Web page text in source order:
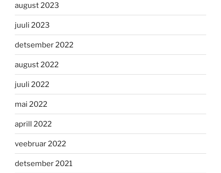
august 2023
juuli 2023
detsember 2022
august 2022
juuli 2022
mai 2022
aprill 2022
veebruar 2022
detsember 2021